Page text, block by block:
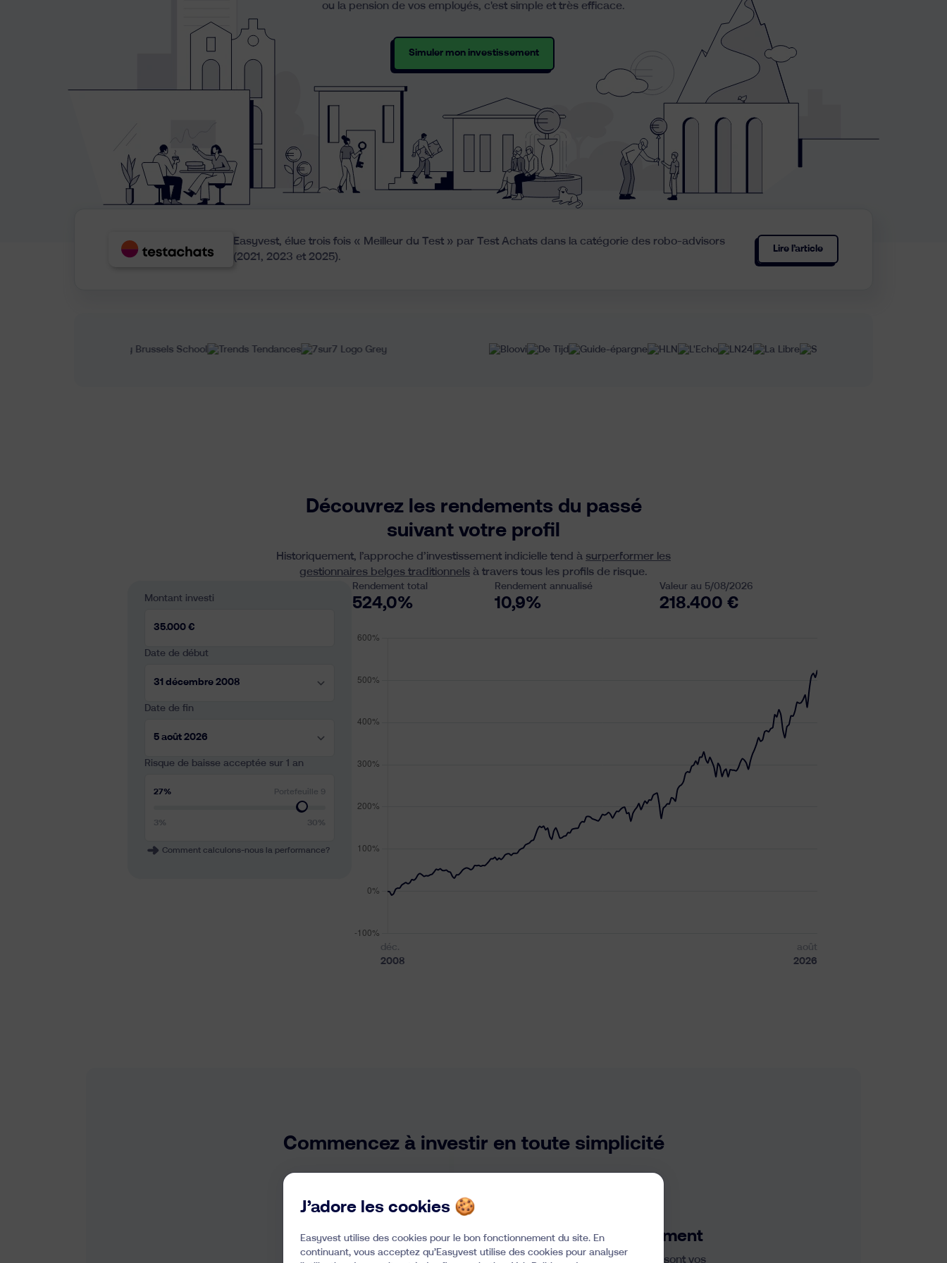
ou la pension de vos employés, c'est simple et très efficace.
Simuler mon investissement
Easyvest, élue trois fois « Meilleur du Test » par Test Achats dans la catégorie des robo-advisors
(2021, 2023 et 2025).
Lire l’article
Découvrez les rendements du passé
suivant votre profil
Historiquement, l’approche d’investissement indicielle tend à surperformer les
gestionnaires belges traditionnels à travers tous les profils de risque.
Montant investi
Date de début
Date de fin
Risque de baisse acceptée sur 1 an
27% Portefeuille 9
3% 30%
Comment calculons-nous la performance?
Rendement total
524,0%
Rendement annualisé
10,9%
Valeur au 5/08/2026
218.400 €
déc.
2008
août
2026
Commencez à investir en toute simplicité
1 Simulez votre investissement
Où en est votre vie financière et quels sont vos
J’adore les cookies 🍪
Easyvest utilise des cookies pour le bon fonctionnement du site. En
continuant, vous acceptez qu’Easyvest utilise des cookies pour analyser